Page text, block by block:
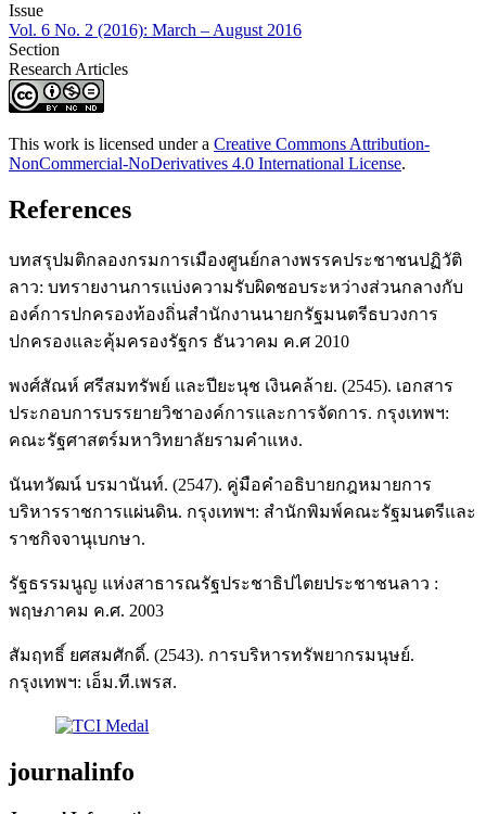
Issue
Vol. 6 No. 2 (2016): March – August 2016
Section
Research Articles
This work is licensed under a Creative Commons Attribution-
NonCommercial-NoDerivatives 4.0 International License.
References
บทสรุปมติกลองกรมการเมืองศูนย์กลางพรรคประชาชนปฏิวัติ
ลาว: บทรายงานการแบ่งความรับผิดชอบระหว่างส่วนกลางกับ
องค์การปกครองท้องถิ่นสำนักงานนายกรัฐมนตรีธบวงการ
ปกครองและคุ้มครองรัฐกร ธันวาคม ค.ศ 2010
พงศ์สัณห์ ศรีสมทรัพย์ และปียะนุช เงินคล้าย. (2545). เอกสาร
ประกอบการบรรยายวิชาองค์การและการจัดการ. กรุงเทพฯ:
คณะรัฐศาสตร์มหาวิทยาลัยรามคำแหง.
นันทวัฒน์ บรมานันท์. (2547). คู่มือคำอธิบายกฎหมายการ
บริหารราชการแผ่นดิน. กรุงเทพฯ: สำนักพิมพ์คณะรัฐมนตรีและ
ราชกิจจานุเบกษา.
รัฐธรรมนูญ แห่งสาธารณรัฐประชาธิปไตยประชาชนลาว :
พฤษภาคม ค.ศ. 2003
สัมฤทธิ์ ยศสมศักดิ์. (2543). การบริหารทรัพยากรมนุษย์.
กรุงเทพฯ: เอ็ม.ที.เพรส.
journalinfo